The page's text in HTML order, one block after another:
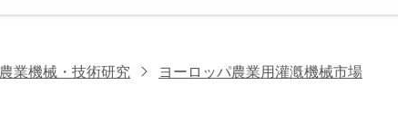
農業機械・技術研究 ヨーロッパ農業用灌漑機械市場